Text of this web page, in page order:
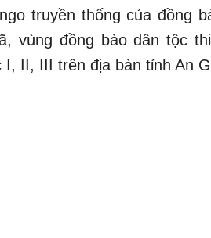
truyền thống của đồng
vùng đồng bào dân tộc
I, II, III trên địa bàn tỉnh An